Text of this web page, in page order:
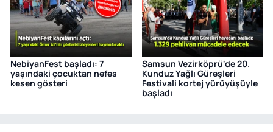
NebiyanFest başladı: 7
yaşındaki çocuktan nefes
kesen gösteri
Samsun Vezirköprü'de 20.
Kunduz Yağlı Güreşleri
Festivali kortej yürüyüşüyle
başladı